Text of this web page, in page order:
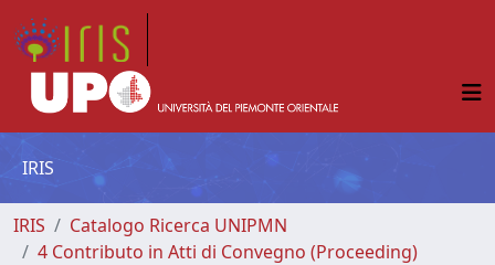
IRIS
IRIS
Catalogo Ricerca UNIPMN
4 Contributo in Atti di Convegno (Proceeding)